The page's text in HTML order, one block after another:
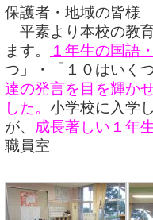
保護者・地域の皆様
平素より本校の教
ます。
１年生の国語
つ」・「１０はいく
達の発言を目を輝か
した。 小学校に入学
が、 成長著しい１年
職員室